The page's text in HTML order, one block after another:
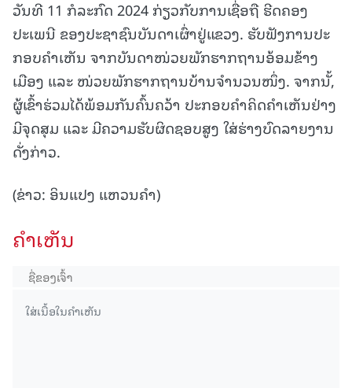
ວັນທີ 11 ກໍລະກົດ 2024 ກ່ຽວກັບການເຊື່ອຖື ຮີດຄອງ
ປະເພນີ ຂອງປະຊາຊົນບັນດາເຜົ່າຢູ່ແຂວງ. ຮັບຟັງການປະ
ກອບຄໍາເຫັນ ຈາກບັນດາໜ່ວຍພັກຮາກຖານອ້ອມຂ້າງ
ເມືອງ ແລະ ໜ່ວຍພັກຮາກຖານບ້ານຈໍານວນໜຶ່ງ. ຈາກນັ້,
ຜູ້ເຂົ້າຮ່ວມໄດ້ພ້ອມກັນຄົ້ນຄວ້າ ປະກອບຄໍາຄິດຄໍາເຫັນຢ່າງ
ມີຈຸດສຸມ ແລະ ມີຄວາມຮັບຜິດຊອບສູງ ໃສ່ຮ່າງບົດລາຍງານ
ດັ່ງກ່າວ.
(ຂ່າວ: ອິນແປງ ແຫວນຄຳ)
ຄໍາເຫັນ